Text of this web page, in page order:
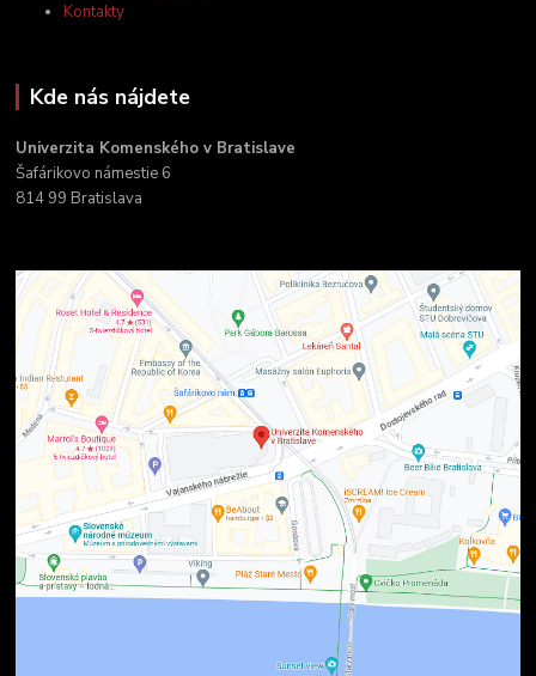
Kontakty
Kde nás nájdete
Univerzita Komenského v Bratislave
Šafárikovo námestie 6
814 99 Bratislava